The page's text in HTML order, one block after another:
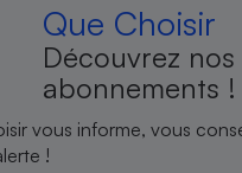
Que Choisir
Découvrez nos
abonnements !
vous informe, vous
!